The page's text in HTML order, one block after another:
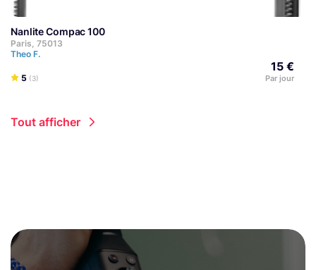
Nanlite Compac 100
Paris, 75013
Theo F.
5 (3)
15 €
Par jour
Tout afficher